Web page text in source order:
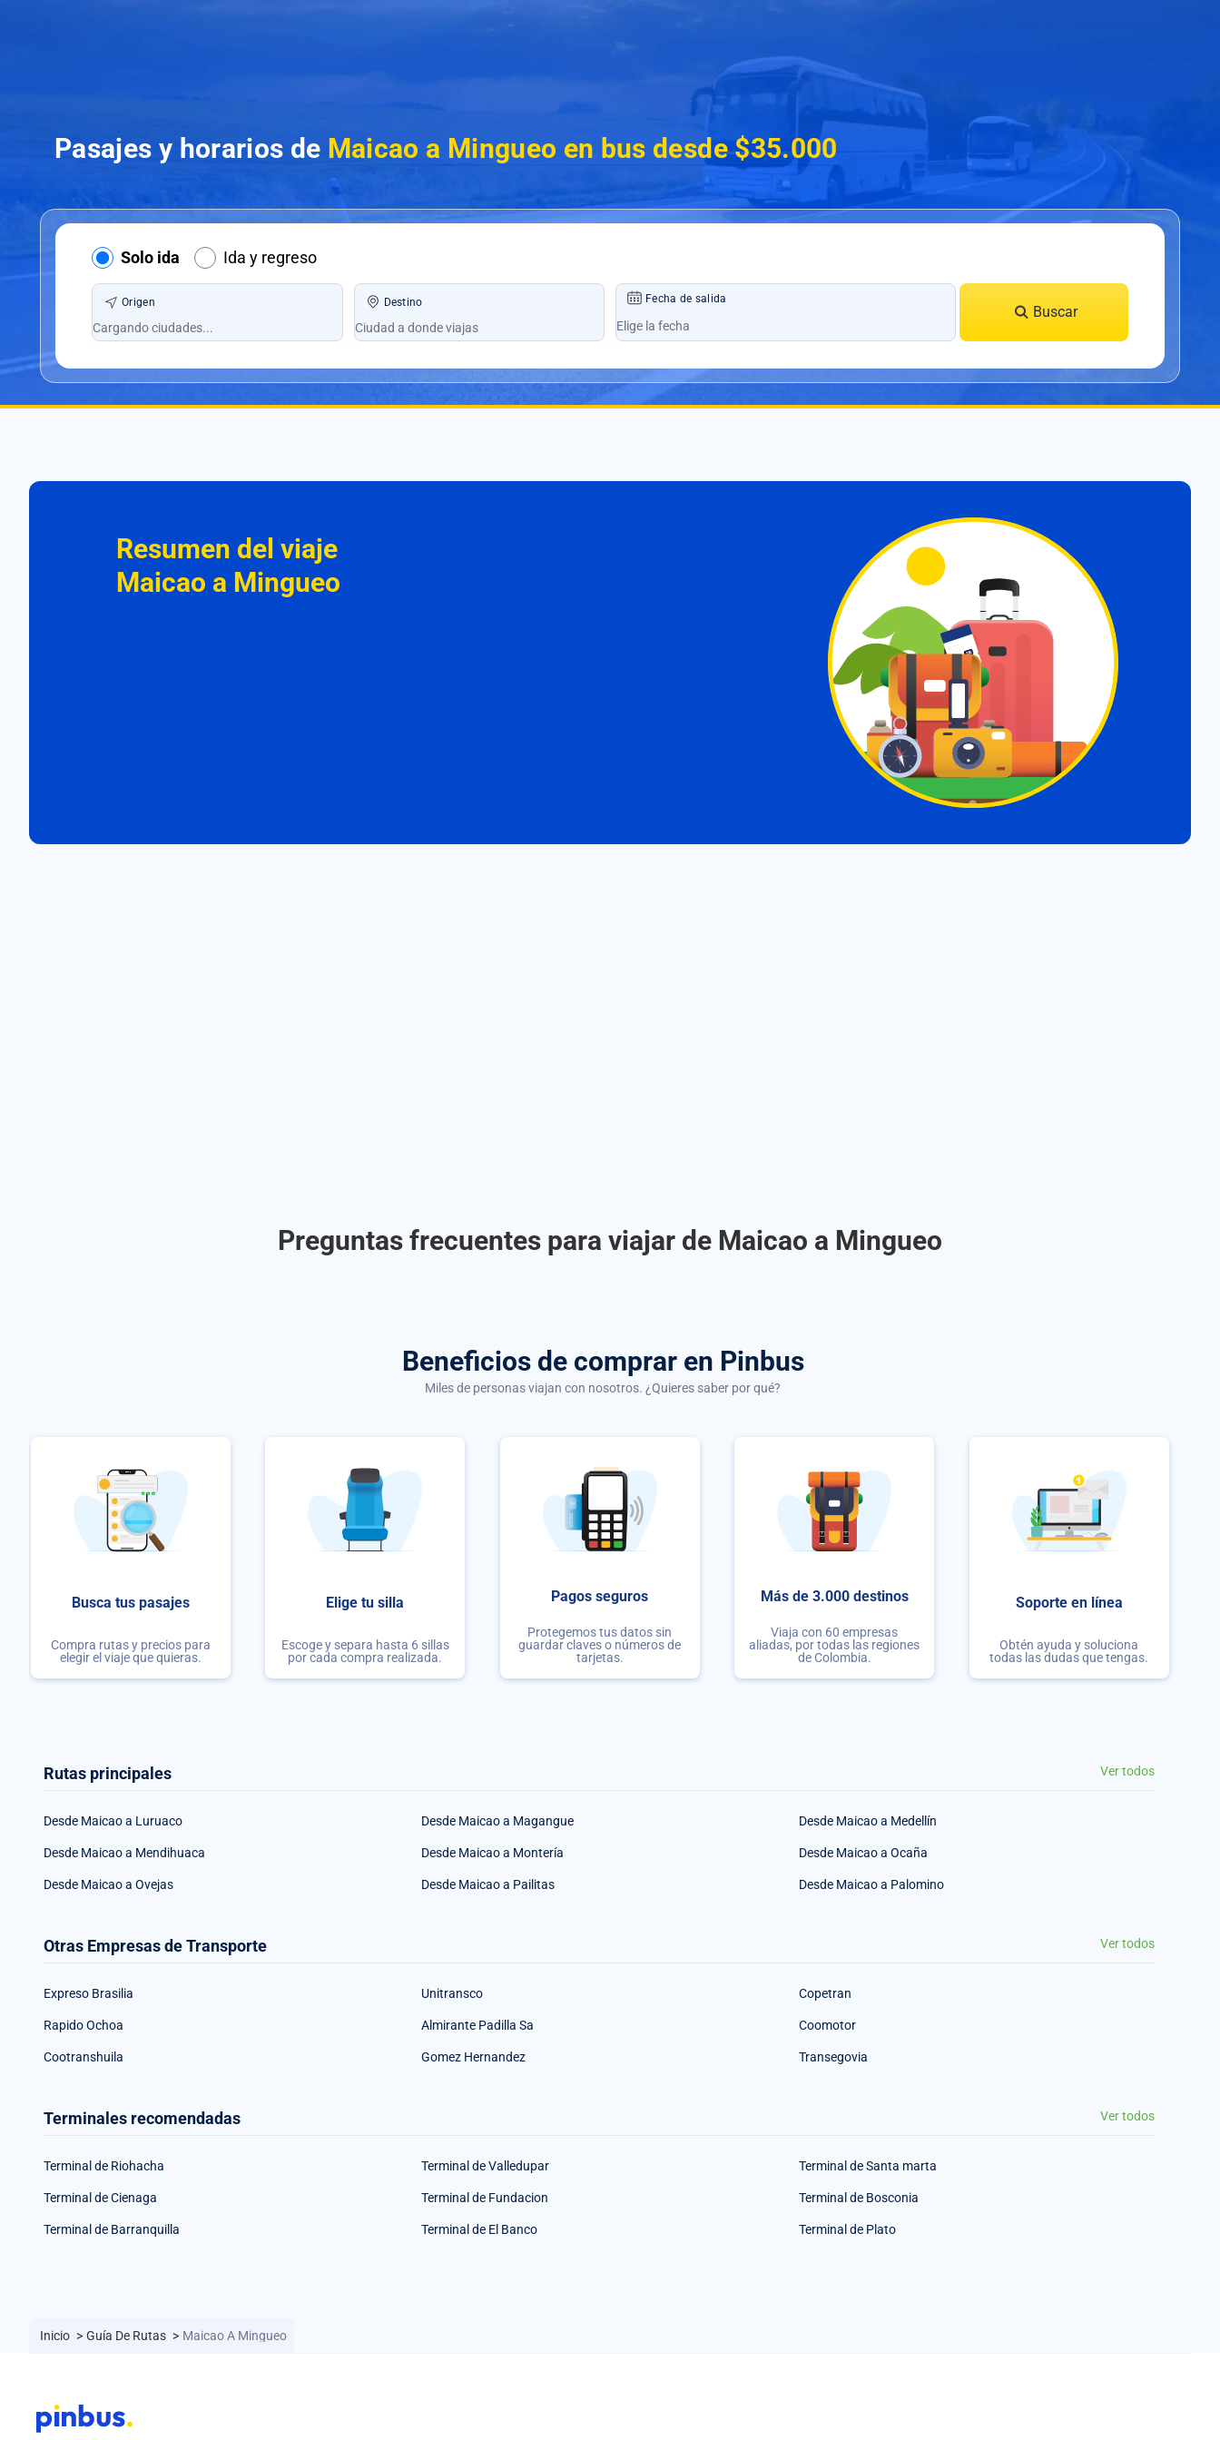
Pasajes y horarios de Maicao a Mingueo en bus desde $35.000
Solo ida Ida y regreso
Origen Destino Fecha de salida
Buscar
Resumen del viaje
Maicao a Mingueo
Preguntas frecuentes para viajar de Maicao a Mingueo
Beneficios de comprar en Pinbus
Miles de personas viajan con nosotros. ¿Quieres saber por qué?
Busca tus pasajes
Compra rutas y precios para
elegir el viaje que quieras.
Elige tu silla
Escoge y separa hasta 6 sillas
por cada compra realizada.
Pagos seguros
Protegemos tus datos sin
guardar claves o números de
tarjetas.
Más de 3.000 destinos
Viaja con 60 empresas
aliadas, por todas las regiones
de Colombia.
Soporte en línea
Obtén ayuda y soluciona
todas las dudas que tengas.
Rutas principales Ver todos
Desde Maicao a Luruaco Desde Maicao a Magangue Desde Maicao a Medellín
Desde Maicao a Mendihuaca Desde Maicao a Montería Desde Maicao a Ocaña
Desde Maicao a Ovejas Desde Maicao a Pailitas Desde Maicao a Palomino
Otras Empresas de Transporte Ver todos
Expreso Brasilia Unitransco Copetran
Rapido Ochoa Almirante Padilla Sa Coomotor
Cootranshuila Gomez Hernandez Transegovia
Terminales recomendadas Ver todos
Terminal de Riohacha Terminal de Valledupar Terminal de Santa marta
Terminal de Cienaga Terminal de Fundacion Terminal de Bosconia
Terminal de Barranquilla Terminal de El Banco Terminal de Plato
Inicio > Guía De Rutas > Maicao A Mingueo